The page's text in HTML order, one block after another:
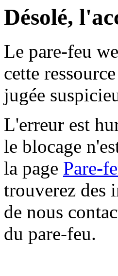
Désolé,
Le pare-feu
cette
jugée
L'erreur est
le blocage
la page Pare-
trouverez des
de nous
du pare-feu.